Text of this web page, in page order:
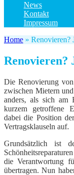
News
Kontakt
Impressum
Home » Renovieren?
Renovieren?
Die Renovierung
zwischen Mietern
anders, als sich am
kurzem getroffene
dabei die Position
Vertragsklauseln auf.
Grundsätzlich ist
die Verantwortung
übertragen. Nun